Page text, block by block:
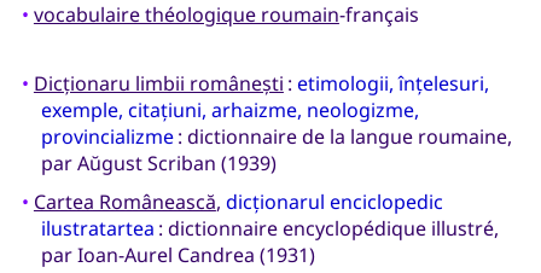
• vocabulaire théologique roumain-français
• Dicționaru limbii românești : etimologii, înțelesuri,
exemple, citațiuni, arhaizme, neologizme,
provincializme: dictionnaire de la langue roumaine,
par Aŭgust Scriban (1939)
• Cartea Românească, dicționarul enciclopedic
ilustratartea : dictionnaire encyclopédique illustré,
par Ioan-Aurel Candrea (1931)